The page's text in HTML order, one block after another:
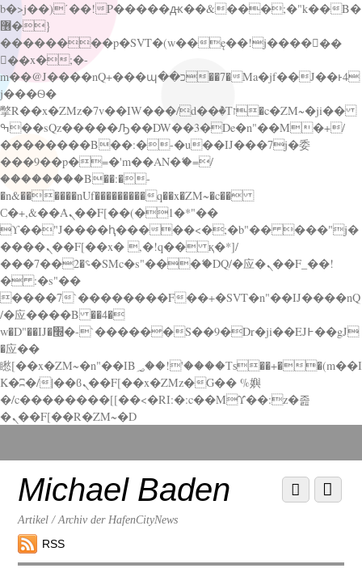
b�>j��)΄��!P�����ԫ��&���;�"k��B�
޶�}
��������p�SVT�(w��ę��!j������
��x�;�-
m��@J����nQ+���պ��כ��7�Ma�jf��J��ͱ4
j���Ѳ�
撆R��x�ZMz�7v��IW���/d��ٞ�Тז�c�ZM~�ji��
ߒ��sQz�����Ԡ��DW��3�De�n"��M�+/
��������B��:�-�u��IJ���7j�委
���9��p�=�'m��AN�ޭ�=/
��������B��:�-
�n&������nUf���������q��x�ZM~�c��
Ϲ�+,&��Ὰܢ��F[��(�1�*"��
ϒ��"J����ԧ�����<�;�b"�� ���"j�
����ܢ��F[��x� ,�!q�� қ�*]/
���؝�2��7�SMc�s"���ޭ�DQ/�应�ܢ��F_��!
� :�s"��
����7`��������F��+�SVT�n"��IJ����nQ
/�应����B ��4�
w�D"��IJ�׭�-`������S��9�Dr�ji��EJ߅��gJ
�应��
矁[��x�ZM~�n"��IB؃��!'����Тѕ��+��(m��I
K�ʭ�/|��ϐܢ��F[��x�ZMz�G�� %嬩
�/c��������[[��<�RI:�:c��MΎ��:z�졾
�ܢ��F[��R�ZM~�D
down
contentMichael Baden
Artikel / Archiv der HafenCityNews
RSS
Menu
Scroll
down